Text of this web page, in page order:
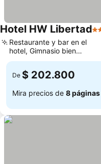
Hotel HW Libertad3
Restaurante y bar en el
hotel, Gimnasio bien
equipado
De $ 202.800
Mira precios de 8 páginas